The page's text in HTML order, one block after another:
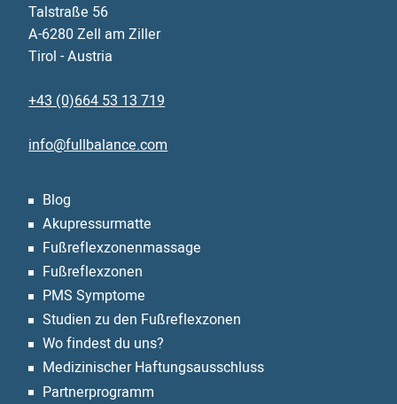
Talstraße 56
A-6280 Zell am Ziller
Tirol - Austria
+43 (0)664 53 13 719
info@fullbalance.com
Blog
Akupressurmatte
Fußreflexzonen­massage
Fußreflexzonen
PMS Symptome
Studien zu den Fußreflexzonen
Wo findest du uns?
Medizinischer Haftungsausschluss
Partnerprogramm